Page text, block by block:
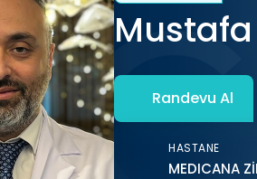
Mustafa
Randevu Al
HASTANE
MEDICANA